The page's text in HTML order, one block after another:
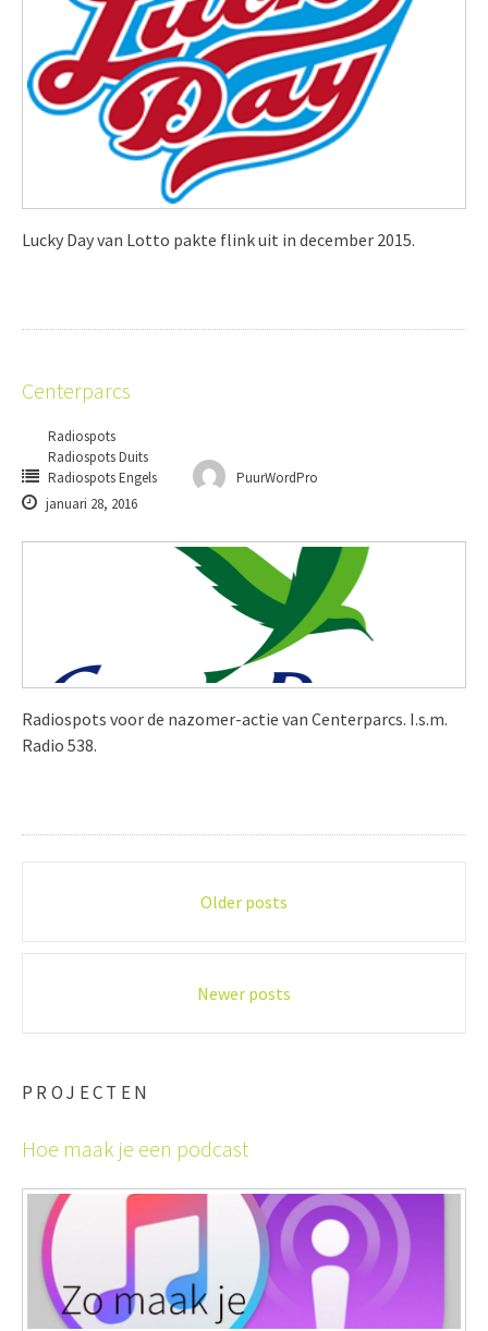
Lucky Day van Lotto pakte flink uit in december 2015.
Centerparcs
Radiospots
Radiospots Duits
Radiospots Engels
PuurWordPro
januari 28, 2016
Radiospots voor de nazomer-actie van Centerparcs. I.s.m.
Radio 538.
Older posts
Newer posts
PROJECTEN
Hoe maak je een podcast